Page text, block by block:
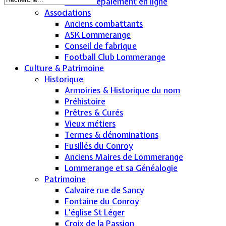
Associations
Anciens combattants
ASK Lommerange
Conseil de fabrique
Football Club Lommerange
Culture & Patrimoine
Historique
Armoiries & Historique du nom
Préhistoire
Prêtres & Curés
Vieux métiers
Termes & dénominations
Fusillés du Conroy
Anciens Maires de Lommerange
Lommerange et sa Généalogie
Patrimoine
Calvaire rue de Sancy
Fontaine du Conroy
L'église St Léger
Croix de la Passion